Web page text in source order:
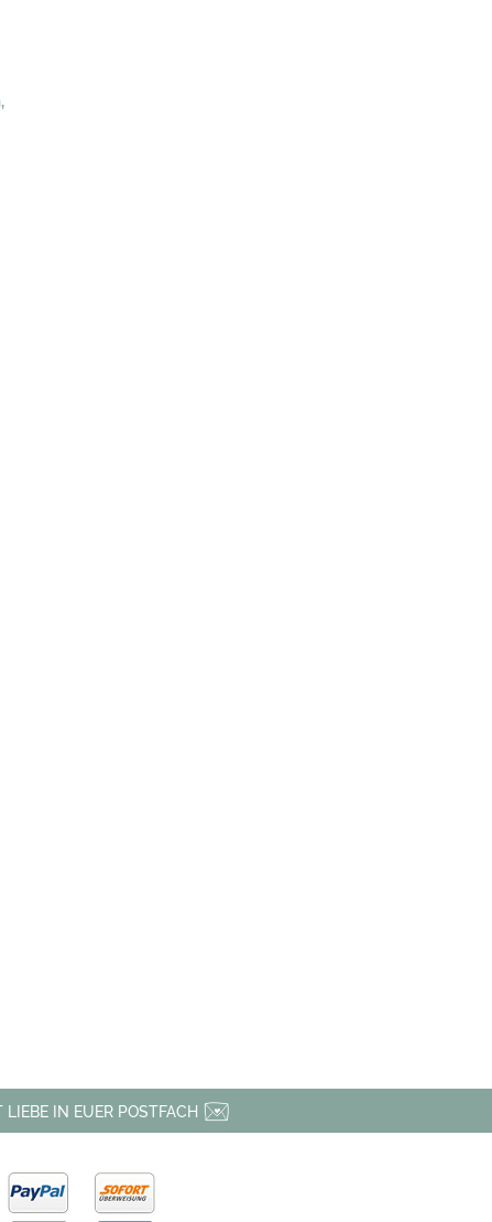
IN EUER POSTFACH